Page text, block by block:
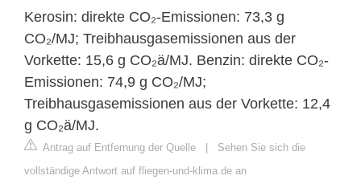
Kerosin: direkte CO₂-Emissionen: 73,3 g
CO₂/MJ; Treibhausgasemissionen aus der
Vorkette: 15,6 g CO₂ä/MJ. Benzin: direkte CO₂-
Emissionen: 74,9 g CO₂/MJ;
Treibhausgasemissionen aus der Vorkette: 12,4
g CO₂ä/MJ.
Antrag auf Entfernung der Quelle | Sehen Sie sich die
vollständige Antwort auf fliegen-und-klima.de an